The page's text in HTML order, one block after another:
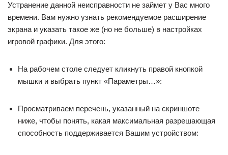
Устранение данной неисправности не займет у Вас много
времени. Вам нужно узнать рекомендуемое расширение
экрана и указать такое же (но не больше) в настройках
игровой графики. Для этого:
На рабочем столе следует кликнуть правой кнопкой
мышки и выбрать пункт «Параметры…»:
Просматриваем перечень, указанный на скриншоте
ниже, чтобы понять, какая максимальная разрешающая
способность поддерживается Вашим устройством: